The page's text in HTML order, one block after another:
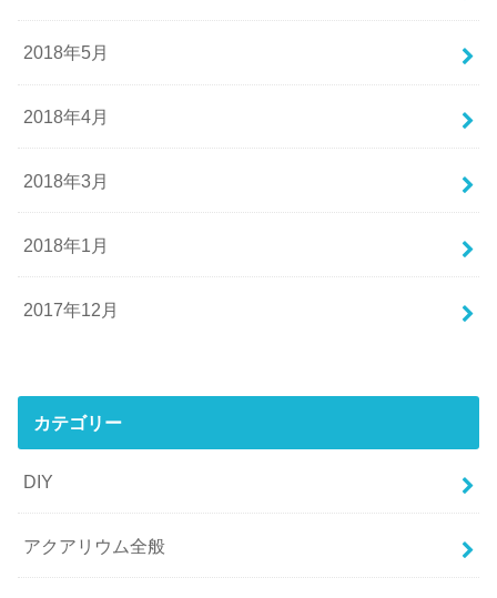
2018年5月
2018年4月
2018年3月
2018年1月
2017年12月
カテゴリー
DIY
アクアリウム全般